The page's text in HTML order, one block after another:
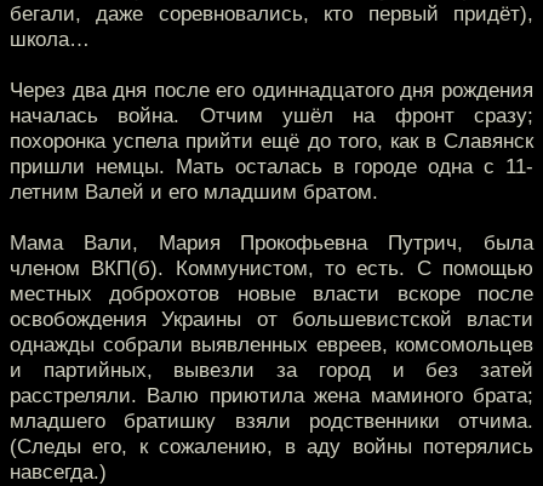
бегали, даже соревновались, кто первый придёт),
школа…
Через два дня после его одиннадцатого дня рождения
началась война. Отчим ушёл на фронт сразу;
похоронка успела прийти ещё до того, как в Славянск
пришли немцы. Мать осталась в городе одна с 11-
летним Валей и его младшим братом.
Мама Вали, Мария Прокофьевна Путрич, была
членом ВКП(б). Коммунистом, то есть. С помощью
местных доброхотов новые власти вскоре после
освобождения Украины от большевистской власти
однажды собрали выявленных евреев, комсомольцев
и партийных, вывезли за город и без затей
расстреляли. Валю приютила жена маминого брата;
младшего братишку взяли родственники отчима.
(Следы его, к сожалению, в аду войны потерялись
навсегда.)